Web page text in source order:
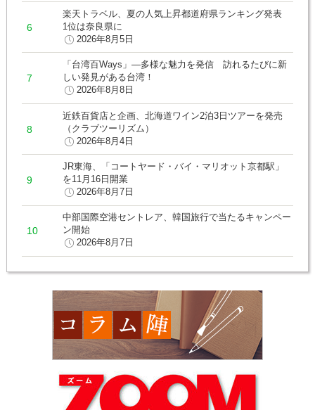
楽天トラベル、夏の人気上昇都道府県ランキング発表
1位は奈良県に
2026年8月5日
「台湾百Ways」―多様な魅力を発信 訪れるたびに新
しい発見がある台湾！
2026年8月8日
近鉄百貨店と企画、北海道ワイン2泊3日ツアーを発売
（クラブツーリズム）
2026年8月4日
JR東海、「コートヤード・バイ・マリオット京都駅」
を11月16日開業
2026年8月7日
中部国際空港セントレア、韓国旅行で当たるキャンペー
ン開始
2026年8月7日